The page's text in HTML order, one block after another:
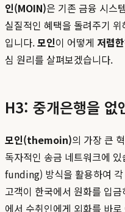
인(MOIN)은 기존 금융 시스
실질적인 혜택을 돌려주기
입니다.모인이 어떻게 저렴
심 원리를 살펴보겠습니다.
H3: 중개은행을 없
모인(themoin)의 가장 큰
독자적인 송금 네트워크에
funding) 방식을 활용하여
고객이 한국에서 원화를 입금
에서 수취인에게 외화를 바